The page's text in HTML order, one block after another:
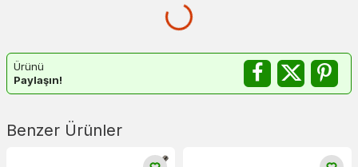
Ürünü
Paylaşın!
Benzer Ürünler